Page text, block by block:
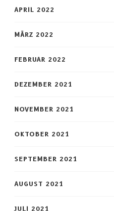
APRIL 2022
MÄRZ 2022
FEBRUAR 2022
DEZEMBER 2021
NOVEMBER 2021
OKTOBER 2021
SEPTEMBER 2021
AUGUST 2021
JULI 2021